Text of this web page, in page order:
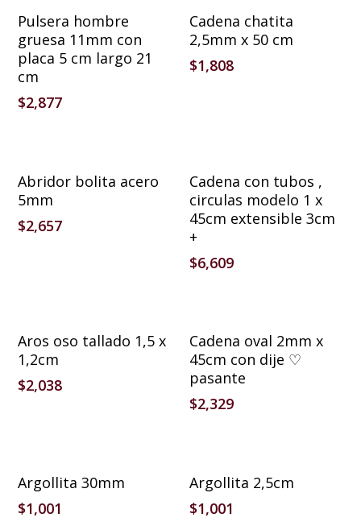
Añadir Al Carrito
Pulsera hombre
gruesa 11mm con
placa 5 cm largo 21
cm
$2,877
Añadir Al Carrito
Cadena chatita
2,5mm x 50 cm
$1,808
Añadir Al Carrito
Abridor bolita acero
5mm
$2,657
Añadir Al Carrito
Cadena con tubos ,
circulas modelo 1 x
45cm extensible 3cm
+
$6,609
Añadir Al Carrito
Aros oso tallado 1,5 x
1,2cm
$2,038
Añadir Al Carrito
Cadena oval 2mm x
45cm con dije ♡
pasante
$2,329
Argollita 30mm
$1,001
Argollita 2,5cm
$1,001